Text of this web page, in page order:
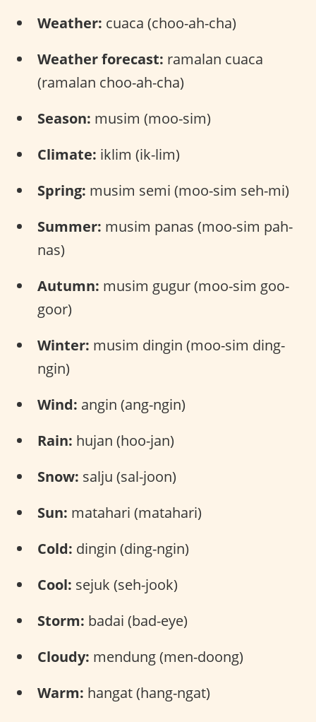
Weather: cuaca (choo-ah-cha)
Weather forecast: ramalan cuaca
(ramalan choo-ah-cha)
Season: musim (moo-sim)
Climate: iklim (ik-lim)
Spring: musim semi (moo-sim seh-mi)
Summer: musim panas (moo-sim pah-
nas)
Autumn: musim gugur (moo-sim goo-
goor)
Winter: musim dingin (moo-sim ding-
ngin)
Wind: angin (ang-ngin)
Rain: hujan (hoo-jan)
Snow: salju (sal-joon)
Sun: matahari (matahari)
Cold: dingin (ding-ngin)
Cool: sejuk (seh-jook)
Storm: badai (bad-eye)
Cloudy: mendung (men-doong)
Warm: hangat (hang-ngat)